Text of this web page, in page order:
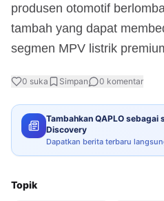
produsen otomotif
tambah yang dapat
segmen MPV listrik
0 suka Simpan 0 komentar
Tambahkan QAPLO sebagai
Discovery
Dapatkan berita terbaru
Topik